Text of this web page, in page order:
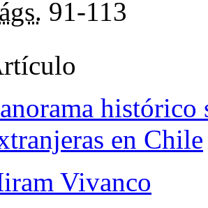
91-113
histórico
en Chile
Vivanco